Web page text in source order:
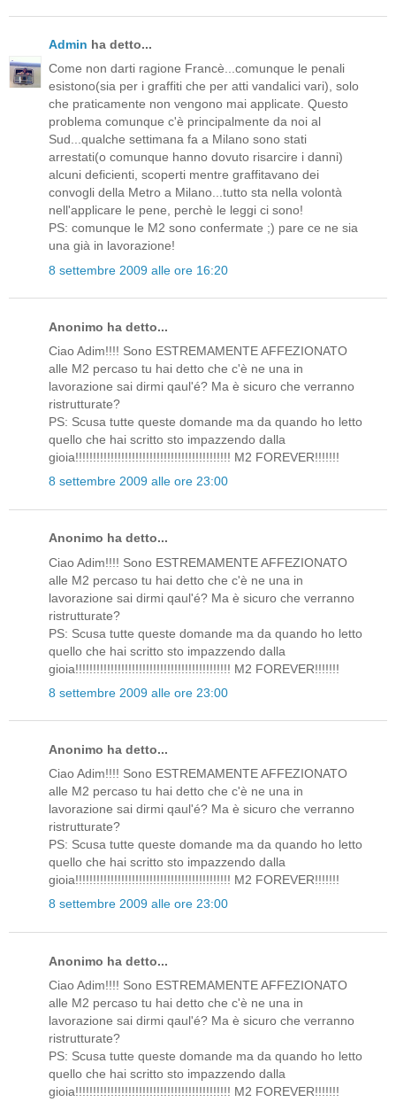
Admin ha detto...
Come non darti ragione Francè...comunque le penali
esistono(sia per i graffiti che per atti vandalici vari), solo
che praticamente non vengono mai applicate. Questo
problema comunque c'è principalmente da noi al
Sud...qualche settimana fa a Milano sono stati
arrestati(o comunque hanno dovuto risarcire i danni)
alcuni deficienti, scoperti mentre graffitavano dei
convogli della Metro a Milano...tutto sta nella volontà
nell'applicare le pene, perchè le leggi ci sono!
PS: comunque le M2 sono confermate ;) pare ce ne sia
una già in lavorazione!
8 settembre 2009 alle ore 16:20
Anonimo ha detto...
Ciao Adim!!!! Sono ESTREMAMENTE AFFEZIONATO
alle M2 percaso tu hai detto che c'è ne una in
lavorazione sai dirmi qaul'é? Ma è sicuro che verranno
ristrutturate?
PS: Scusa tutte queste domande ma da quando ho letto
quello che hai scritto sto impazzendo dalla
gioia!!!!!!!!!!!!!!!!!!!!!!!!!!!!!!!!!!!!!!!!!!!! M2 FOREVER!!!!!!!
8 settembre 2009 alle ore 23:00
Anonimo ha detto...
Ciao Adim!!!! Sono ESTREMAMENTE AFFEZIONATO
alle M2 percaso tu hai detto che c'è ne una in
lavorazione sai dirmi qaul'é? Ma è sicuro che verranno
ristrutturate?
PS: Scusa tutte queste domande ma da quando ho letto
quello che hai scritto sto impazzendo dalla
gioia!!!!!!!!!!!!!!!!!!!!!!!!!!!!!!!!!!!!!!!!!!!! M2 FOREVER!!!!!!!
8 settembre 2009 alle ore 23:00
Anonimo ha detto...
Ciao Adim!!!! Sono ESTREMAMENTE AFFEZIONATO
alle M2 percaso tu hai detto che c'è ne una in
lavorazione sai dirmi qaul'é? Ma è sicuro che verranno
ristrutturate?
PS: Scusa tutte queste domande ma da quando ho letto
quello che hai scritto sto impazzendo dalla
gioia!!!!!!!!!!!!!!!!!!!!!!!!!!!!!!!!!!!!!!!!!!!! M2 FOREVER!!!!!!!
8 settembre 2009 alle ore 23:00
Anonimo ha detto...
Ciao Adim!!!! Sono ESTREMAMENTE AFFEZIONATO
alle M2 percaso tu hai detto che c'è ne una in
lavorazione sai dirmi qaul'é? Ma è sicuro che verranno
ristrutturate?
PS: Scusa tutte queste domande ma da quando ho letto
quello che hai scritto sto impazzendo dalla
gioia!!!!!!!!!!!!!!!!!!!!!!!!!!!!!!!!!!!!!!!!!!!! M2 FOREVER!!!!!!!